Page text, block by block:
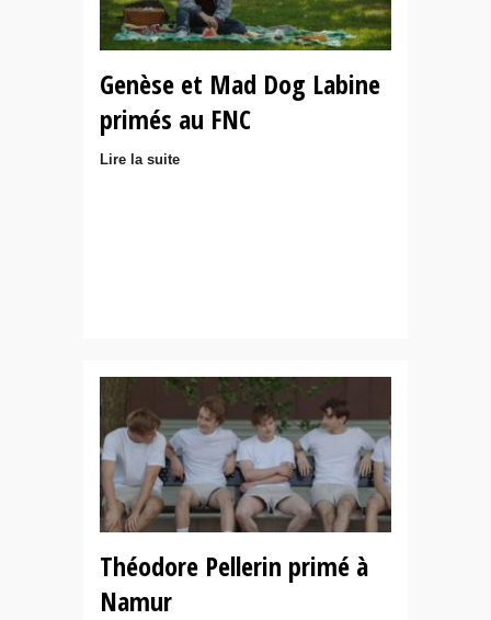
Genèse et Mad Dog Labine
primés au FNC
Lire la suite
Théodore Pellerin primé à
Namur